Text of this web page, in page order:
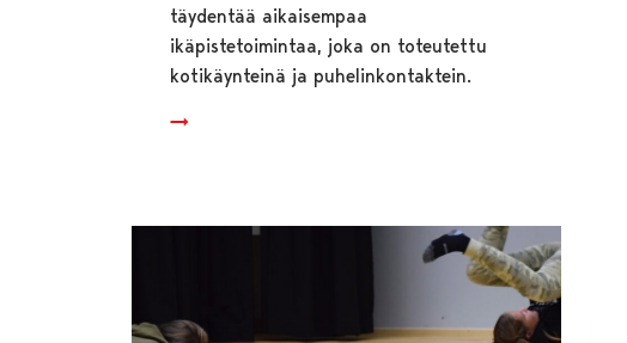
täydentää aikaisempaa
ikäpistetoimintaa, joka on toteutettu
kotikäynteinä ja puhelinkontaktein.